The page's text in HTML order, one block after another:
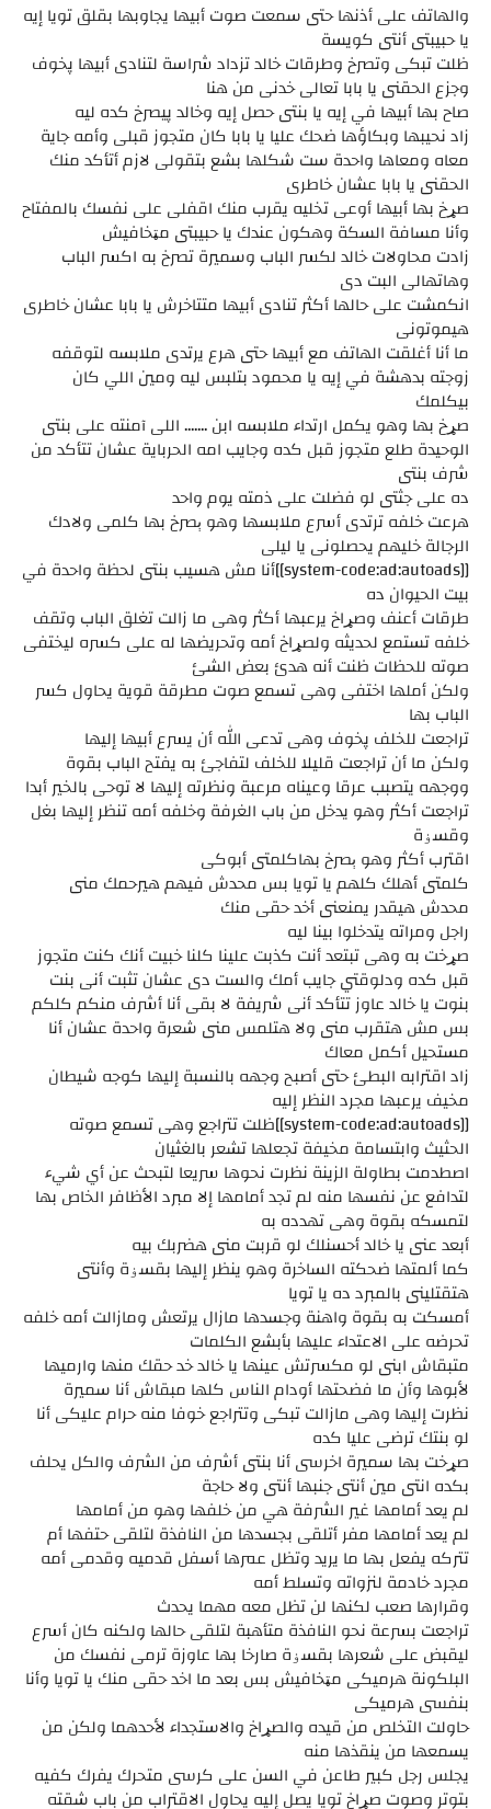
والهاتف على أذنها حتى سمعت صوت أبيها يجاوبها بقلق تويا إيه
يا حبيبتى أنتى كويسة
ظلت تبكى وتصرخ وطرقات خالد تزداد شراسة لتنادى أبيها پخوف
وجزع الحقنى يا بابا تعالى خدنى من هنا
صاح بها أبيها في إيه يا بنتى حصل إيه وخالد پيصرخ كده ليه
زاد نحيبها وبكاؤها ضحك عليا يا بابا كان متجوز قبلى وأمه جاية
معاه ومعاها واحدة ست شكلها بشع بتقولى لازم أتأكد منك
الحقنى يا بابا عشان خاطرى
صړخ بها أبيها أوعى تخليه يقرب منك اقفلى على نفسك بالمفتاح
وأنا مسافة السكة وهكون عندك يا حبيبتى مټخافيش
زادت محاولات خالد لكسر الباب وسميرة تصرخ به اكسر الباب
وهاتهالى البت دى
انكمشت على حالها أكثر تنادى أبيها متتاخرش يا بابا عشان خاطرى
هيموتونى
ما أنا أغلقت الهاتف مع أبيها حتى هرع يرتدى ملابسه لتوقفه
زوجته بدهشة في إيه يا محمود بتلبس ليه ومين اللي كان
بيكلمك
صړخ بها وهو يكمل ارتداء ملابسه ابن ....... اللى آمنته على بنتى
الوحيدة طلع متجوز قبل كده وجايب امه الحرباية عشان تتأكد من
شرف بنتى
ده على جثتى لو فضلت على ذمته يوم واحد
هرعت خلفه ترتدى أسرع ملابسها وهو ېصرخ بها كلمى ولادك
الرجالة خليهم يحصلونى يا ليلى
[[system-code:ad:autoads]]أنا مش هسيب بنتى لحظة واحدة في
بيت الحيوان ده
طرقات أعنف وصړاخ يرعبها أكثر وهى ما زالت تغلق الباب وتقف
خلفه تستمع لحديثه ولصړاخ أمه وتحريضها له على كسره ليختفى
صوته للحظات ظنت أنه هدئ بعض الشئ
ولكن أملها اختفى وهى تسمع صوت مطرقة قوية يحاول كسر
الباب بها
تراجعت للخلف پخوف وهى تدعى الله أن يسرع أبيها إليها
ولكن ما أن تراجعت قليلا للخلف لتفاجئ به يفتح الباب بقوة
ووجهه يتصبب عرقا وعيناه مرعبة ونظرته إليها لا توحى بالخير أبدا
تراجعت أكثر وهو يدخل من باب الغرفة وخلفه أمه تنظر إليها بغل
وقسۏة
اقترب أكثر وهو ېصرخ بهاكلمتى أبوكى
كلمتى أهلك كلهم يا تويا بس محدش فيهم هيرحمك منى
محدش هيقدر يمنعنى أخد حقى منك
راجل ومراته يتدخلوا بينا ليه
صړخت به وهى تبتعد أنت كذبت علينا كلنا خبيت أنك كنت متجوز
قبل كده ودلوقتي جايب أمك والست دى عشان تثبت أنى بنت
بنوت يا خالد عاوز تتأكد أنى شريفة لا بقى أنا أشرف منكم كلكم
بس مش هتقرب منى ولا هتلمس منى شعرة واحدة عشان أنا
مستحيل أكمل معاك
زاد اقترابه البطئ حتى أصبح وجهه بالنسبة إليها كوجه شيطان
مخيف يرعبها مجرد النظر إليه
[[system-code:ad:autoads]]ظلت تتراجع وهى تسمع صوته
الحثيث وابتسامة مخيفة تجعلها تشعر بالغثيان
اصطدمت بطاولة الزينة نظرت نحوها سريعا لتبحث عن أي شيء
لتدافع عن نفسها منه لم تجد أمامها إلا مبرد الأظافر الخاص بها
لتمسكه بقوة وهى تهدده به
أبعد عنى يا خالد أحسنلك لو قربت منى هضربك بيه
كما ألمتها ضحكته الساخرة وهو ينظر إليها بقسۏة وأنتى
هتقتلينى بالمبرد ده يا تويا
أمسكت به بقوة واهنة وجسدها مازال يرتعش ومازالت أمه خلفه
تحرضه على الاعتداء عليها بأبشع الكلمات
متبقاش ابنى لو مكسرتش عينها يا خالد خد حقك منها وارميها
لأبوها وأن ما فضحتها أودام الناس كلها مبقاش أنا سميرة
نظرت إليها وهى مازالت تبكى وتتراجع خوفا منه حرام عليكى أنا
لو بنتك ترضى عليا كده
صړخت بها سميرة اخرسى أنا بنتى أشرف من الشرف والكل يحلف
بكده انتى مين أنتى جنبها أنتى ولا حاجة
لم يعد أمامها غير الشرفة هي من خلفها وهو من أمامها
لم يعد أمامها مفر أتلقى بجسدها من النافذة لتلقى حتفها أم
تتركه يفعل بها ما يريد وتظل عمرها أسفل قدميه وقدمى أمه
مجرد خادمة لنزواته وتسلط أمه
وقرارها صعب لكنها لن تظل معه مهما يحدث
تراجعت بسرعة نحو النافذة متأهبة لتلقى حالها ولكنه كان أسرع
ليقبض على شعرها بقسۏة صارخا بها عاوزة ترمى نفسك من
البلكونة هرميكى مټخافيش بس بعد ما اخد حقى منك يا تويا وأنا
بنفسى هرميكى
حاولت التخلص من قيده والصړاخ والاستجداء لأحدهما ولكن من
يسمعها من ينقذها منه
يجلس رجل كبير طاعن في السن على كرسى متحرك يفرك كفيه
بتوتر وصوت صړاخ تويا يصل إليه يحاول الاقتراب من باب شقته